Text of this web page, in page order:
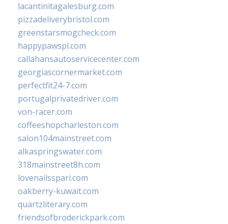
lacantinitagalesburg.com
pizzadeliverybristol.com
greenstarsmogcheck.com
happypawspl.com
callahansautoservicecenter.com
georgiascornermarket.com
perfectfit24-7.com
portugalprivatedriver.com
von-racer.com
coffeeshopcharleston.com
salon104mainstreet.com
alkaspringswater.com
318mainstreet8h.com
lovenailsspari.com
oakberry-kuwait.com
quartzliterary.com
friendsofbroderickpark.com